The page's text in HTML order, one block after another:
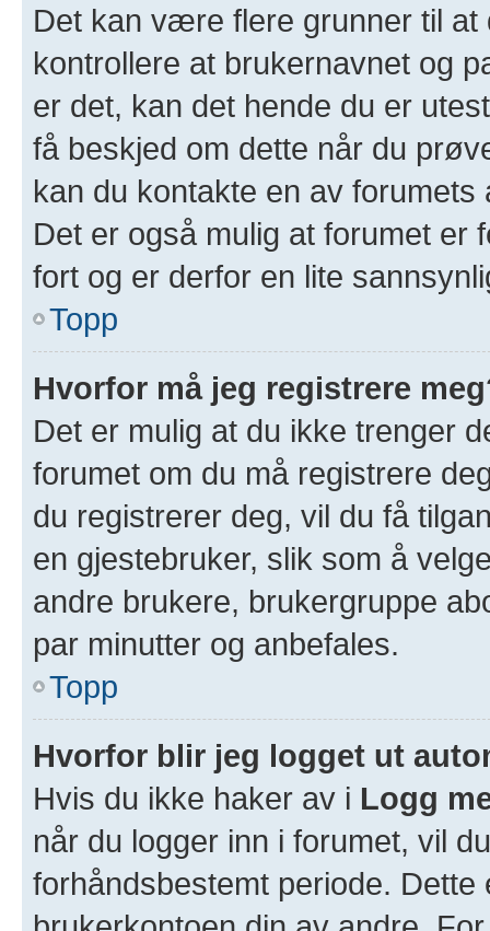
Det kan være flere grunner til
kontrollere at brukernavnet og
er det, kan det hende du er
få beskjed om dette når du
kan du kontakte en av
Det er også mulig at forumet er
fort og er derfor en lite
Topp
Hvorfor må jeg registrere
Det er mulig at du ikke trenger
forumet om du må registrere
du registrerer deg, vil du få
en gjestebruker, slik som å
andre brukere, brukergruppe
par minutter og anbefales.
Topp
Hvorfor blir jeg logget ut
Hvis du ikke haker av i Logg
når du logger inn i forumet, vil
forhåndsbestemt periode.